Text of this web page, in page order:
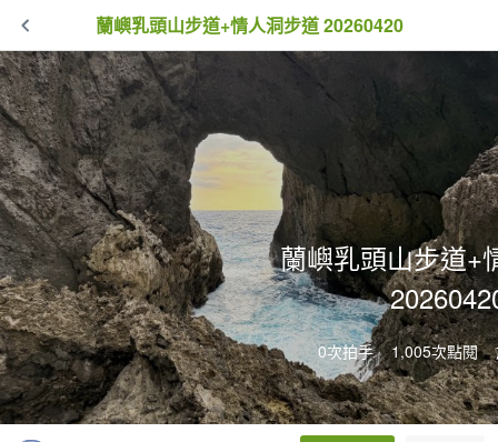
蘭嶼乳頭山步道+情人洞步道 20260420
蘭嶼乳頭山步道+
0次拍手 1,005次點閱